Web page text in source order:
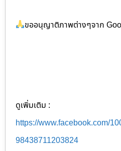
ขออนุญาติภาพต่างๆจาก
ดูเพิ่มเติม :
https://www.facebook.com/
98438711203824